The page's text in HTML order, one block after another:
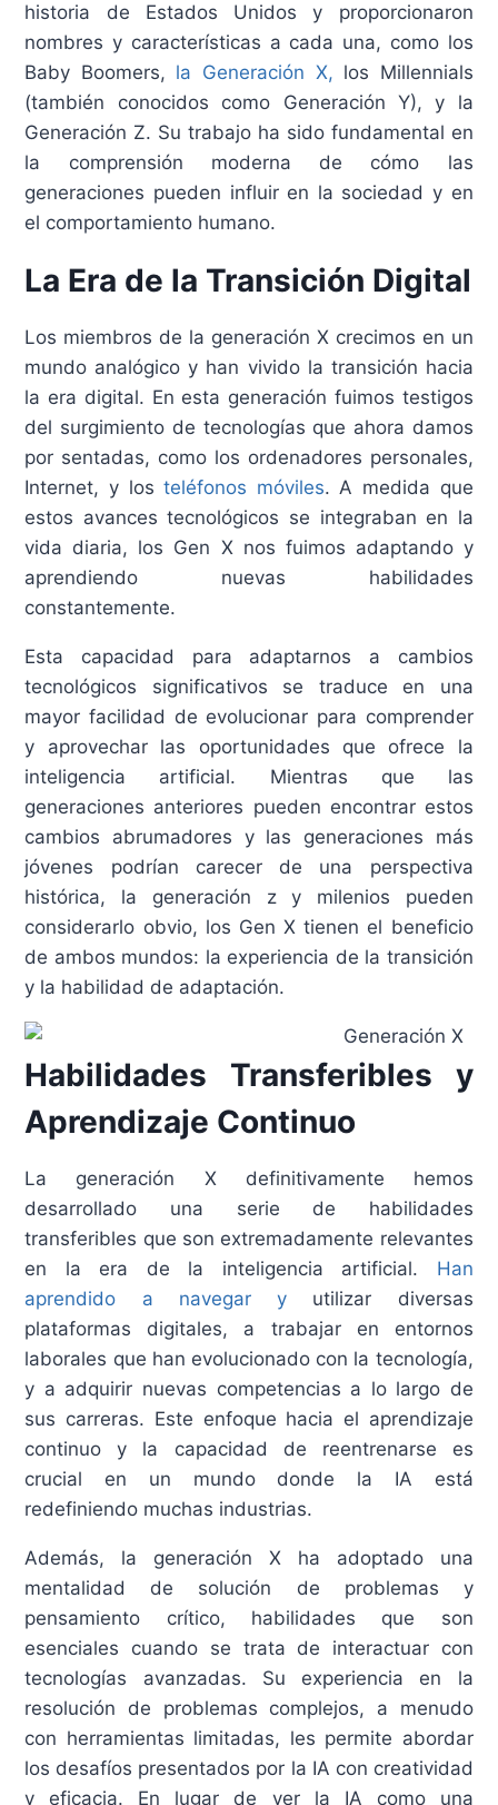
historia de Estados Unidos y proporcionaron
nombres y características a cada una, como los
Baby Boomers, la Generación X, los Millennials
(también conocidos como Generación Y), y la
Generación Z. Su trabajo ha sido fundamental en
la comprensión moderna de cómo las
generaciones pueden influir en la sociedad y en
el comportamiento humano.
La Era de la Transición Digital
Los miembros de la generación X crecimos en un
mundo analógico y han vivido la transición hacia
la era digital. En esta generación fuimos testigos
del surgimiento de tecnologías que ahora damos
por sentadas, como los ordenadores personales,
Internet, y los teléfonos móviles. A medida que
estos avances tecnológicos se integraban en la
vida diaria, los Gen X nos fuimos adaptando y
aprendiendo nuevas habilidades
constantemente.
Esta capacidad para adaptarnos a cambios
tecnológicos significativos se traduce en una
mayor facilidad de evolucionar para comprender
y aprovechar las oportunidades que ofrece la
inteligencia artificial. Mientras que las
generaciones anteriores pueden encontrar estos
cambios abrumadores y las generaciones más
jóvenes podrían carecer de una perspectiva
histórica, la generación z y milenios pueden
considerarlo obvio, los Gen X tienen el beneficio
de ambos mundos: la experiencia de la transición
y la habilidad de adaptación.
Habilidades Transferibles y
Aprendizaje Continuo
La generación X definitivamente hemos
desarrollado una serie de habilidades
transferibles que son extremadamente relevantes
en la era de la inteligencia artificial. Han
aprendido a navegar y utilizar diversas
plataformas digitales, a trabajar en entornos
laborales que han evolucionado con la tecnología,
y a adquirir nuevas competencias a lo largo de
sus carreras. Este enfoque hacia el aprendizaje
continuo y la capacidad de reentrenarse es
crucial en un mundo donde la IA está
redefiniendo muchas industrias.
Además, la generación X ha adoptado una
mentalidad de solución de problemas y
pensamiento crítico, habilidades que son
esenciales cuando se trata de interactuar con
tecnologías avanzadas. Su experiencia en la
resolución de problemas complejos, a menudo
con herramientas limitadas, les permite abordar
los desafíos presentados por la IA con creatividad
y eficacia. En lugar de ver la IA como una